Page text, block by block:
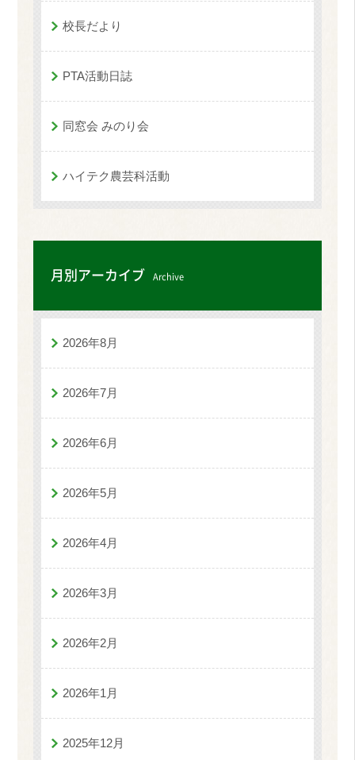
校長だより
PTA活動日誌
同窓会 みのり会
ハイテク農芸科活動
月別アーカイブ Archive
2026年8月
2026年7月
2026年6月
2026年5月
2026年4月
2026年3月
2026年2月
2026年1月
2025年12月